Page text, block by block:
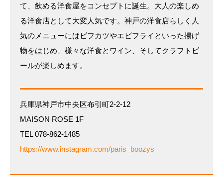
て、飲める洋食屋をコンセプトに誕生。大人の楽しめ
る洋食店として大変人気です。神戸の洋食店らしく人
気のメニューにはビフカツやエビフライといった揚げ
物をはじめ、様々な洋食とワイン、そしてクラフトビ
ールが楽しめます。
兵庫県神戸市中央区布引町2-2-12
MAISON ROSE 1F
TEL 078-862-1485
https://www.instagram.com/paris_boozys